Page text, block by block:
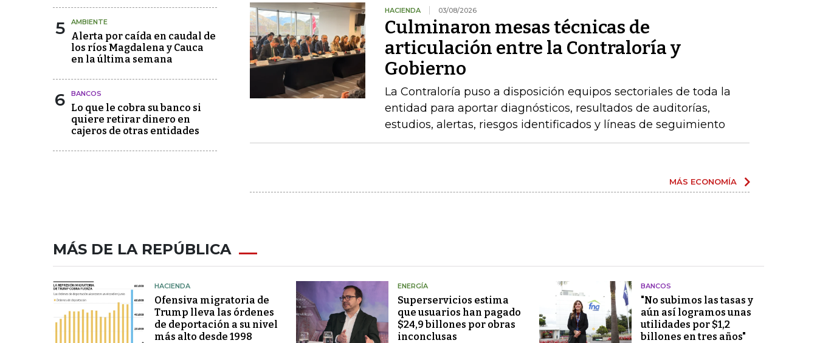
5 AMBIENTE
Alerta por caída en caudal de
los ríos Magdalena y Cauca
en la última semana
6 BANCOS
Lo que le cobra su banco si
quiere retirar dinero en
cajeros de otras entidades
HACIENDA 03/08/2026
Culminaron mesas técnicas de
articulación entre la Contraloría y
Gobierno
La Contraloría puso a disposición equipos sectoriales de toda la
entidad para aportar diagnósticos, resultados de auditorías,
estudios, alertas, riesgos identificados y líneas de seguimiento
MÁS ECONOMÍA
MÁS DE LA REPÚBLICA
HACIENDA
Ofensiva migratoria de
Trump lleva las órdenes
de deportación a su nivel
más alto desde 1998
ENERGÍA
Superservicios estima
que usuarios han pagado
$24,9 billones por obras
inconclusas
BANCOS
"No subimos las tasas y
aún así logramos unas
utilidades por $1,2
billones en tres años"